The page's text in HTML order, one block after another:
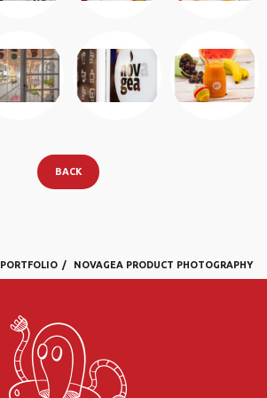
BACK
PORTFOLIO NOVAGEA PRODUCT PHOTOGRAPHY